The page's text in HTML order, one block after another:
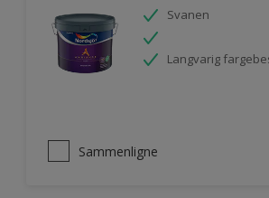
Svanen
Langvarig
Sammenligne